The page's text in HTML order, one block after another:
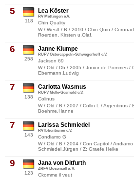
5
118
Lea Köster
RV Mettingen e.V.
Chin Quality
W / Westf / B / 2010 / Chin Quin /
Roerden, Kirsten u.Olaf,
6
258
Janne Klumpe
RUFV Ostercappeln-Schwegerhoff e.V.
Jackson 69
W / Old / Db / 2005 / Junior de Pommes /
Ebermann,Ludwig
7
138
Carlotta Wasmus
RUFV Melle-Gesmold e.V.
Colinus
W / Old / B / 2007 / Collin L / Argentinus /
Boehme,Hanne
7
143
Larissa Schmiedel
RV Ibbenbüren e.V.
Condiamo G
W / Old / B / 2004 / Con Capitol /
Schmiedel,Jürgen / Z: Graefe,Heike
9
123
Jana von Ditfurth
ZRFV Bösensell e. V.
Ckomme il veut